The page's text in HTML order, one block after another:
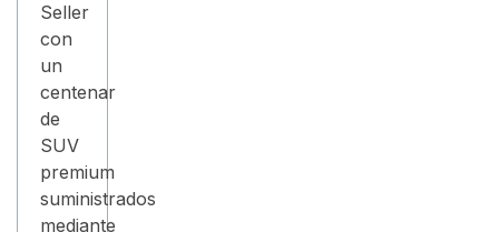
Seller
con
un
centenar
de
SUV
premium
suministrados
mediante